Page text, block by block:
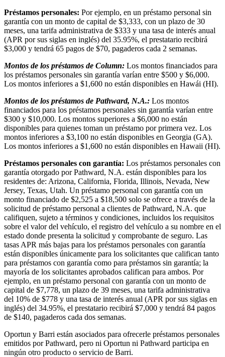
Préstamos personales: Por ejemplo, en un préstamo personal sin
garantía con un monto de capital de $3,333, con un plazo de 30
meses, una tarifa administrativa de $333 y una tasa de interés anual
(APR por sus siglas en inglés) del 35.95%, el prestatario recibirá
$3,000 y tendrá 65 pagos de $70, pagaderos cada 2 semanas.
Montos de los préstamos de Column: Los montos financiados para
los préstamos personales sin garantía varían entre $500 y $6,000.
Los montos inferiores a $1,600 no están disponibles en Hawái (HI).
Montos de los préstamos de Pathward, N.A.: Los montos
financiados para los préstamos personales sin garantía varían entre
$300 y $10,000. Los montos superiores a $6,000 no están
disponibles para quienes toman un préstamo por primera vez. Los
montos inferiores a $3,100 no están disponibles en Georgia (GA).
Los montos inferiores a $1,600 no están disponibles en Hawaii (HI).
Préstamos personales con garantía: Los préstamos personales con
garantía otorgado por Pathward, N.A. están disponibles para los
residentes de: Arizona, California, Florida, Illinois, Nevada, New
Jersey, Texas, Utah. Un préstamo personal con garantía con un
monto financiado de $2,525 a $18,500 solo se ofrece a través de la
solicitud de préstamo personal a clientes de Pathward, N.A. que
califiquen, sujeto a términos y condiciones, incluidos los requisitos
sobre el valor del vehículo, el registro del vehículo a su nombre en el
estado donde presenta la solicitud y comprobante de seguro. Las
tasas APR más bajas para los préstamos personales con garantía
están disponibles únicamente para los solicitantes que califican tanto
para préstamos con garantía como para préstamos sin garantía; la
mayoría de los solicitantes aprobados califican para ambos. Por
ejemplo, en un préstamo personal con garantía con un monto de
capital de $7,778, un plazo de 39 meses, una tarifa administrativa
del 10% de $778 y una tasa de interés anual (APR por sus siglas en
inglés) del 34.95%, el prestatario recibirá $7,000 y tendrá 84 pagos
de $140, pagaderos cada dos semanas.
Oportun y Barri están asociados para ofrecerle préstamos personales
emitidos por Pathward, pero ni Oportun ni Pathward participa en
ningún otro producto o servicio de Barri.